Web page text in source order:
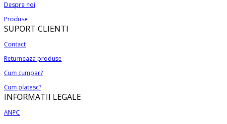
are
mai
multe
variații.
Opțiunile
pot
fi
alese
în
pagina
produsului.
Despre noi
Produse
SUPORT CLIENTI
Contact
Returneaza produse
Cum cumpar?
Cum platesc?
INFORMATII LEGALE
ANPC